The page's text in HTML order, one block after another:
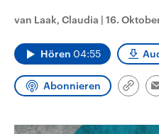
Landtagswahl Sachsen-
2026
Alle Informationen
Sachsen-Anhalt wählt am 6.
Bundesland von einer
van Laak, Claudia | 16.
Hören 04:55
Abonnieren
Link